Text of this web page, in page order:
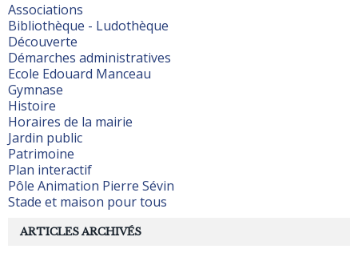
Associations
Bibliothèque - Ludothèque
Découverte
Démarches administratives
Ecole Edouard Manceau
Gymnase
Histoire
Horaires de la mairie
Jardin public
Patrimoine
Plan interactif
Pôle Animation Pierre Sévin
Stade et maison pour tous
ARTICLES ARCHIVÉS